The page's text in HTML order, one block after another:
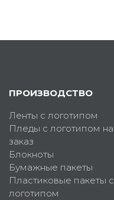
ПРОИЗВОДСТВО
Ленты с логотипом
Пледы с логотипом на
заказ
Блокноты
Бумажные пакеты
Пластиковые пакеты с
логотипом